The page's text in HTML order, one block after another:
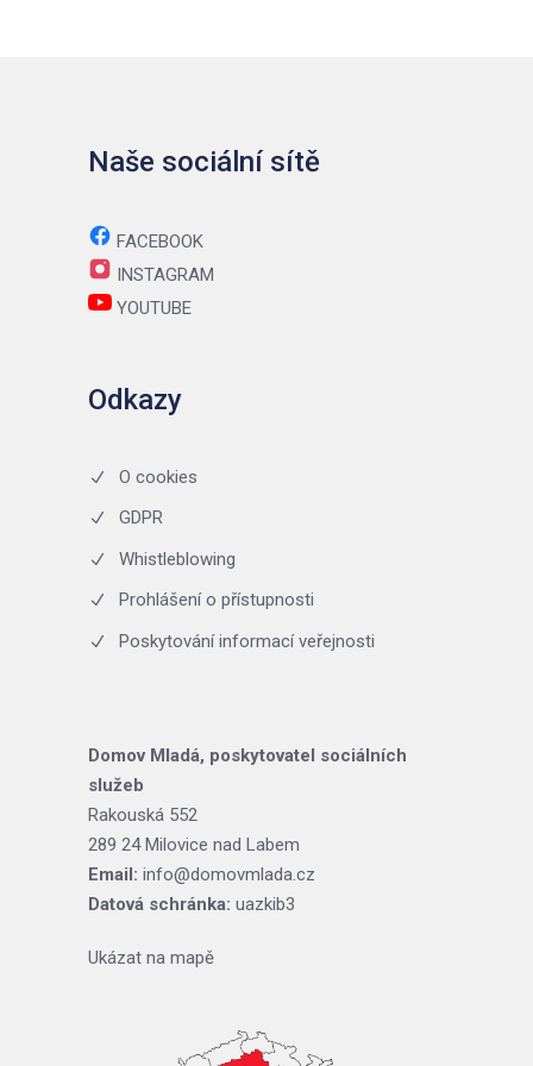
Naše sociální sítě
FACEBOOK
INSTAGRAM
YOUTUBE
Odkazy
O cookies
GDPR
Whistleblowing
Prohlášení o přístupnosti
Poskytování informací veřejnosti
Domov Mladá, poskytovatel sociálních
služeb
Rakouská 552
289 24 Milovice nad Labem
Email: info@domovmlada.cz
Datová schránka: uazkib3
Ukázat na mapě